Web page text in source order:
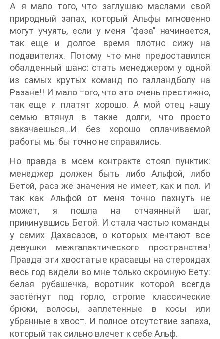
А я мало того, что заглушаю маслами свой
природный запах, который Альфы мгновенно
могут учуять, если у меня "фаза" начинается,
так еще и долгое время плотно сижу на
подавителях. Потому что мне предоставился
обалденный шанс: стать менеджером у одной
из самых крутых команд по галландболу на
Разане!! И мало того, что это очень престижно,
так еще и платят хорошо. А мой отец нашу
семью втянул в такие долги, что просто
закачаешься...И без хорошо оплачиваемой
работы мы бы точно не справились.
Но правда в моём контракте стоял пунктик:
менеджер должен быть либо Альфой, либо
Бетой, раса же значения не имеет, как и пол. И
так как Альфой от меня точно пахнуть не
может, я пошла на отчаянный шаг,
прикинувшись Бетой. И стала частью команды
у самих Дахасаров, о которых мечтают все
девушки межгалактического пространства!
Правда эти хвостатые красавцы на стероидах
весь год видели во мне только скромную Бету:
белая рубашечка, воротник которой всегда
застёгнут под горло, строгие классические
брюки, волосы, заплетенные в косы или
убранные в хвост. И полное отсутствие запаха,
который так сильно влечет к себе Альф.